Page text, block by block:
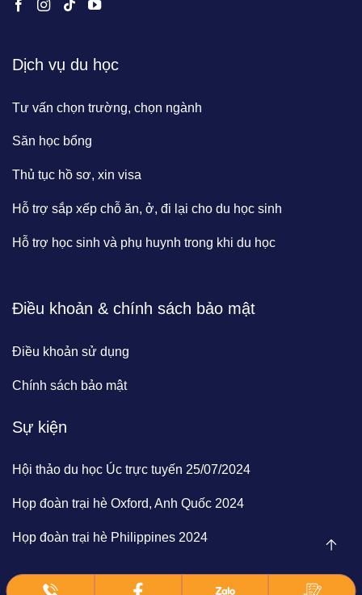
Dịch vụ du học
Tư vấn chọn trường, chọn ngành
Săn học bổng
Thủ tục hồ sơ, xin visa
Hỗ trợ sắp xếp chỗ ăn, ở, đi lại cho du học sinh
Hỗ trợ học sinh và phụ huynh trong khi du học
Điều khoản & chính sách bảo mật
Điều khoản sử dụng
Chính sách bảo mật
Sự kiện
Hội thảo du học Úc trực tuyến 25/07/2024
Họp đoàn trại hè Oxford, Anh Quốc 2024
Họp đoàn trại hè Philippines 2024